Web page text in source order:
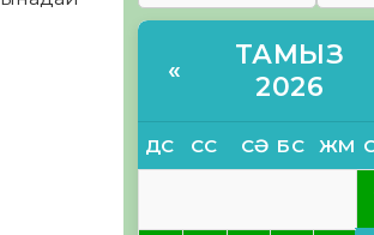
«
ТАМЫЗ
2026
ДС СС СӘ БС ЖМ